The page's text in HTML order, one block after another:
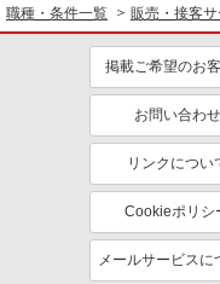
職種・条件一覧 販売・接客
掲載ご希望のお
お問い合わせ
リンクについ
Cookieポリシ
メールサービスに